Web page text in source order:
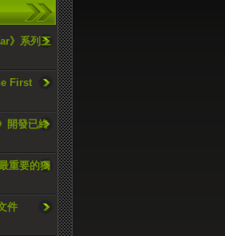
》系列三
First
開發已終
重要的獨
件